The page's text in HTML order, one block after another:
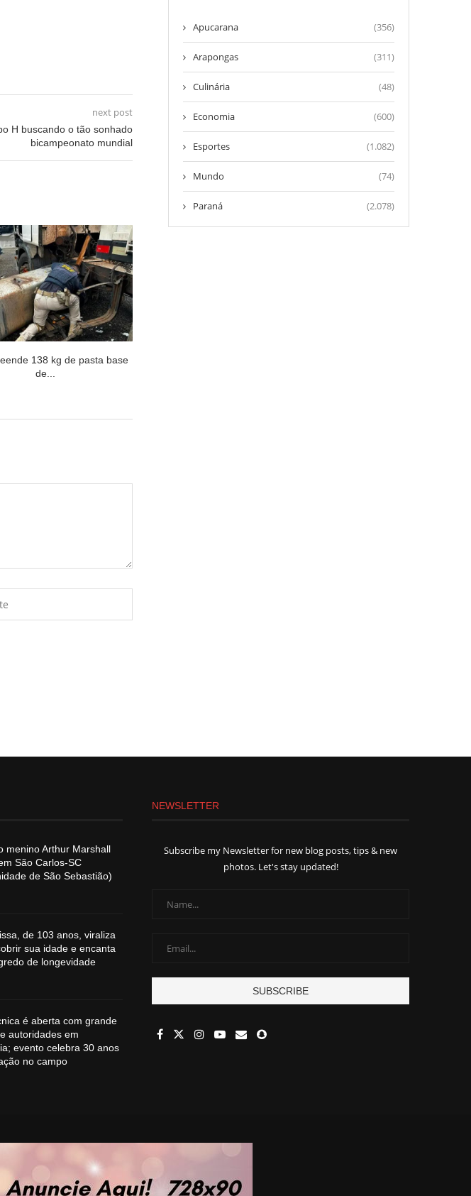
next post
H buscando o tão sonhado
bicampeonato mundial
138 kg de pasta base
de...
Apucarana (356)
Arapongas (311)
Culinária (48)
Economia (600)
Esportes (1.082)
Mundo (74)
Paraná (2.078)
menino Arthur Marshall
São Carlos-SC
de São Sebastião)
de 103 anos, viraliza
sua idade e encanta
de longevidade
é aberta com grande
autoridades em
evento celebra 30 anos
no campo
NEWSLETTER
Subscribe my Newsletter for new blog posts, tips & new
photos. Let's stay updated!